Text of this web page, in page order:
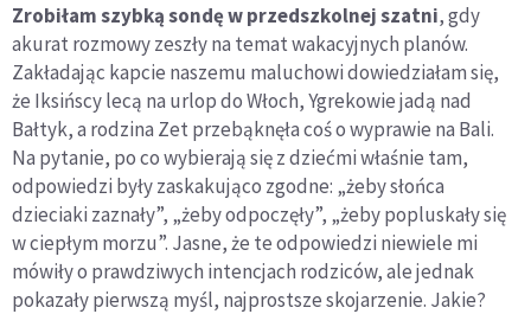
Zrobiłam szybką sondę w przedszkolnej szatni, gdy
akurat rozmowy zeszły na temat wakacyjnych planów.
Zakładając kapcie naszemu maluchowi dowiedziałam się,
że Iksińscy lecą na urlop do Włoch, Ygrekowie jadą nad
Bałtyk, a rodzina Zet przebąknęła coś o wyprawie na Bali.
Na pytanie, po co wybierają się z dziećmi właśnie tam,
odpowiedzi były zaskakująco zgodne: „żeby słońca
dzieciaki zaznały”, „żeby odpoczęły”, „żeby popluskały się
w ciepłym morzu”. Jasne, że te odpowiedzi niewiele mi
mówiły o prawdziwych intencjach rodziców, ale jednak
pokazały pierwszą myśl, najprostsze skojarzenie. Jakie?